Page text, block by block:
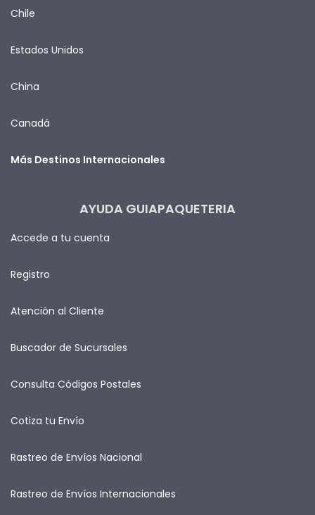
Chile
Estados Unidos
China
Canadá
Más Destinos Internacionales
AYUDA GUIAPAQUETERIA
Accede a tu cuenta
Registro
Atención al Cliente
Buscador de Sucursales
Consulta Códigos Postales
Cotiza tu Envío
Rastreo de Envíos Nacional
Rastreo de Envíos Internacionales